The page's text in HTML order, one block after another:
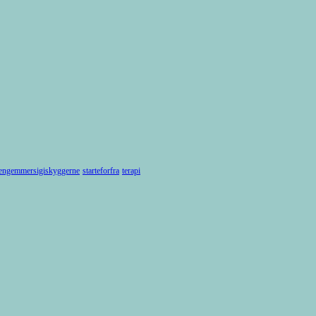
starteforfra terapi